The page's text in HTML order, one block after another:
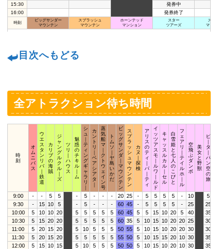
15:30
発券中
16:00
発券終了
時刻
ビッグサンダー
マウンテン
スプラッシュ
マウンテン
ホーンテッド
マンション
スター
ツアーズ
スペ
マウン
目次へもどる
全アトラクション待ち時間
時
刻
オ
ム
ニ
バ
ス
ウ
エ
ス
タ
ン
リ
バ
｜
鉄
道
カ
リ
ブ
の
海
賊
ジ
ャ
ン
グ
ル
ク
ル
｜
ズ
ツ
リ
｜
ハ
ウ
ス
魅
惑
の
チ
キ
ル
｜
ム
シ
ュ
｜
テ
ィ
ン
グ
ギ
ャ
ラ
リ
｜
カ
ン
ト
リ
｜
ベ
ア
シ
ア
タ
｜
蒸
気
船
マ
｜
ク
ト
ウ
ェ
イ
ン
号
ト
ム
ソ
｜
ヤ
島
い
か
だ
ビ
ッ
グ
サ
ン
ダ
｜
マ
ウ
ン
テ
ン
ス
プ
ラ
ッ
シ
ュ
マ
ウ
ン
テ
ン
カ
ヌ
｜
探
検
ア
リ
ス
の
テ
ィ
｜
パ
｜
テ
ィ
イ
ッ
ツ
ア
ス
モ
｜
ル
ワ
｜
ル
ド
キ
ャ
ッ
ス
ル
カ
ル
｜
セ
ル
白
雪
姫
と
七
人
の
こ
び
と
フ
ェ
ア
リ
｜
テ
イ
ル
ホ
｜
ル
空
飛
ぶ
ダ
ン
ボ
美
女
と
野
獣
ピ
｜
タ
｜
パ
ン
空
の
旅
9:00 - - 5 5 - 5 - - - 20 25 - 5 5 5 5 - 10 5
9:30
- 15 10 5 - 5 - - - 60 45 - 5 5 5 5 - 25 25
10:00
5 10 10 20 5 5 5 5 5 60 45 5 5 15 10 20 5 40 35
10:30
5 15 20 20 5 5 5 5 5 60 35 5 10 15 10 20 20 25 30
11:00
5 20 15 20 5 10 5 5 5 50 55 5 10 15 10 20 20 30 30
11:30
5 20 15 20 5 5 5 5 5 55 50 5 10 15 15 20 10 30 35
12:00
5 15 10 15 5 10 5 5 5 50 50 5 10 15 10 20 10 30 35